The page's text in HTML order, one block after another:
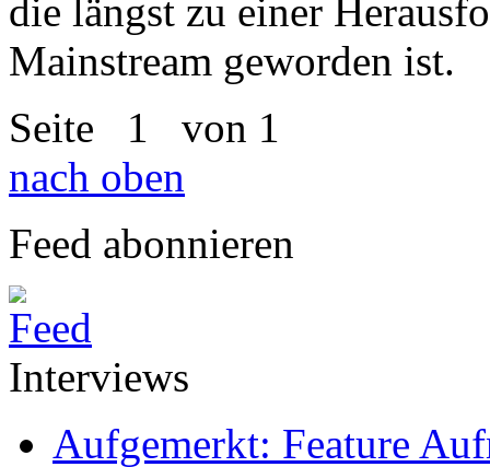
die längst zu einer
Mainstream geworden ist.
Seite 1 von 1
nach oben
Feed abonnieren
Interviews
Aufgemerkt: Feature